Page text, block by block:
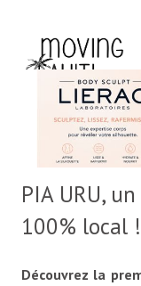
PIA URU,
100% local !
Découvrez la